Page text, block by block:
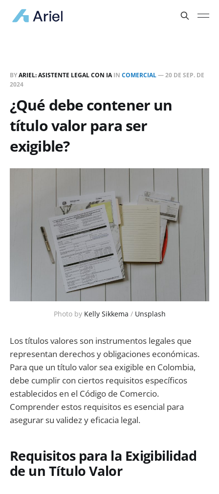
BYARIEL: ASISTENTE LEGAL CON IAIN COMERCIAL—20 DE SEP. DE
2024
¿Qué debe contener un
título valor para ser
exigible?
Photo by Kelly Sikkema / Unsplash
Los títulos valores son instrumentos legales que
representan derechos y obligaciones económicas.
Para que un título valor sea exigible en Colombia,
debe cumplir con ciertos requisitos específicos
establecidos en el Código de Comercio.
Comprender estos requisitos es esencial para
asegurar su validez y eficacia legal.
Requisitos para la Exigibilidad
de un Título Valor